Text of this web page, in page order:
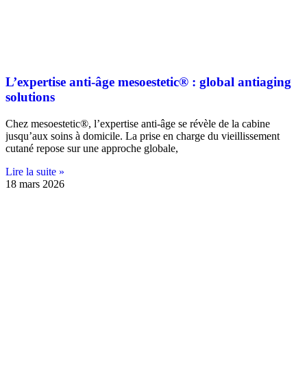
L’expertise anti-âge mesoestetic® : global antiaging
solutions
Chez mesoestetic®, l’expertise anti-âge se révèle de la cabine
jusqu’aux soins à domicile. La prise en charge du vieillissement
cutané repose sur une approche globale,
Lire la suite »
18 mars 2026